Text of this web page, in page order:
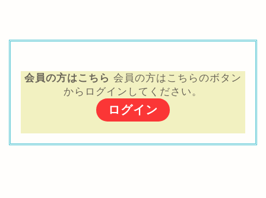
会員の方はこちら 会員の方はこちらのボタン
からログインしてください。
ログイン